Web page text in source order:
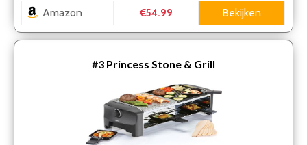
Amazon €54.99 Bekijken
#3 Princess Stone & Grill